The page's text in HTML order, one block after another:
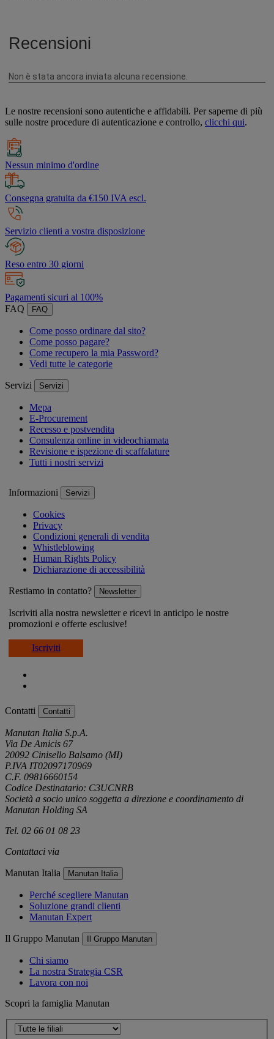
Le nostre recensioni sono autentiche e affidabili. Per saperne di più
sulle nostre procedure di autenticazione e controllo, clicchi qui.
Nessun minimo d'ordine
Consegna gratuita da €150 IVA escl.
Servizio clienti a vostra disposizione
Reso entro 30 giorni
Pagamenti sicuri al 100%
FAQ
FAQ
Come posso ordinare dal sito?
Come posso pagare?
Come recupero la mia Password?
Vedi tutte le categorie
Servizi Servizi
Mepa
E-Procurement
Recesso e postvendita
Consulenza online in videochiamata
Revisione e ispezione di scaffalature
Tutti i nostri servizi
Informazioni Servizi
Cookies
Privacy
Condizioni generali di vendita
Whistleblowing
Human Rights Policy
Dichiarazione di accessibilità
Restiamo in contatto? Newsletter
Iscriviti alla nostra newsletter e ricevi in anticipo le nostre
promozioni e offerte esclusive!
Iscriviti
Contatti Contatti
Manutan Italia S.p.A.
Via De Amicis 67
20092 Cinisello Balsamo (MI)
P.IVA IT02097170969
C.F. 09816660154
Codice Destinatario: C3UCNRB
Società a socio unico soggetta a direzione e coordinamento di
Manutan Holding SA
Tel. 02 66 01 08 23
Contattaci via
Manutan Italia Manutan Italia
Perché scegliere Manutan
Soluzione grandi clienti
Manutan Expert
Il Gruppo Manutan Il Gruppo Manutan
Chi siamo
La nostra Strategia CSR
Lavora con noi
Scopri la famiglia Manutan